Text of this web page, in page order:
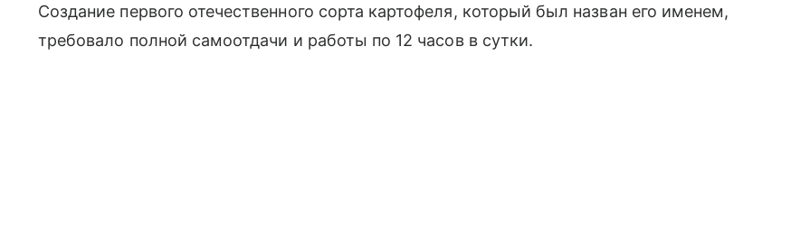
Создание первого отечественного сорта картофеля, который был назван его именем,
требовало полной самоотдачи и работы по 12 часов в сутки.